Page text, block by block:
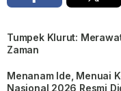
Tumpek Klurut:
Zaman
Menanam Ide, Menuai
Nasional 2026 Resmi